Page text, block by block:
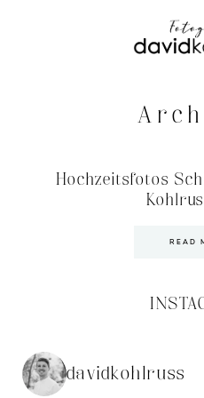
Hochzeitsfotos
READ
davidkohlruss